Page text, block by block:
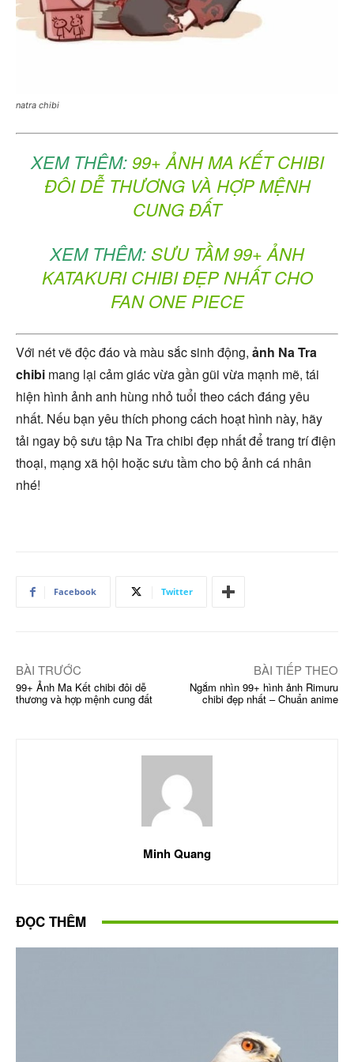
natra chibi
XEM THÊM:99+ ẢNH MA KẾT CHIBI
ĐÔI DỄ THƯƠNG VÀ HỢP MỆNH
CUNG ĐẤT
XEM THÊM: SƯU TẦM 99+ ẢNH
KATAKURI CHIBI ĐẸP NHẤT CHO
FAN ONE PIECE
Với nét vẽ độc đáo và màu sắc sinh động, ảnh Na Tra
chibi mang lại cảm giác vừa gần gũi vừa mạnh mẽ, tái
hiện hình ảnh anh hùng nhỏ tuổi theo cách đáng yêu
nhất. Nếu bạn yêu thích phong cách hoạt hình này, hãy
tải ngay bộ sưu tập Na Tra chibi đẹp nhất để trang trí điện
thoại, mạng xã hội hoặc sưu tầm cho bộ ảnh cá nhân
nhé!
Facebook Twitter
BÀI TRƯỚC
99+ Ảnh Ma Kết chibi đôi dễ
thương và hợp mệnh cung đất
BÀI TIẾP THEO
Ngắm nhìn 99+ hình ảnh Rimuru
chibi đẹp nhất – Chuẩn anime
Minh Quang
ĐỌC THÊM